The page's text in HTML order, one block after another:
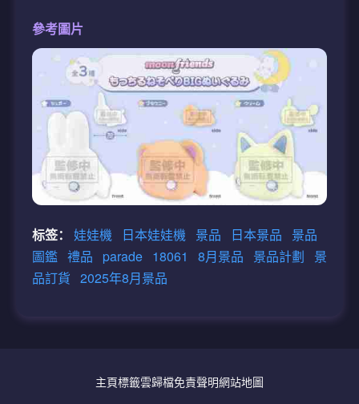
參考圖片
标签： 娃娃機 日本娃娃機 景品 日本景品
景品
圖鑑 禮品 parade 18061 8月景品 景品計劃
景
品訂貨 2025年8月景品
主頁標籤雲歸檔免責聲明網站地圖